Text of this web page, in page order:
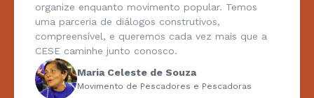
organize enquanto movimento popular. Temos
uma parceria de diálogos construtivos,
compreensível, e queremos cada vez mais que a
CESE caminhe junto conosco.
Maria Celeste de Souza
Movimento de Pescadores e Pescadoras